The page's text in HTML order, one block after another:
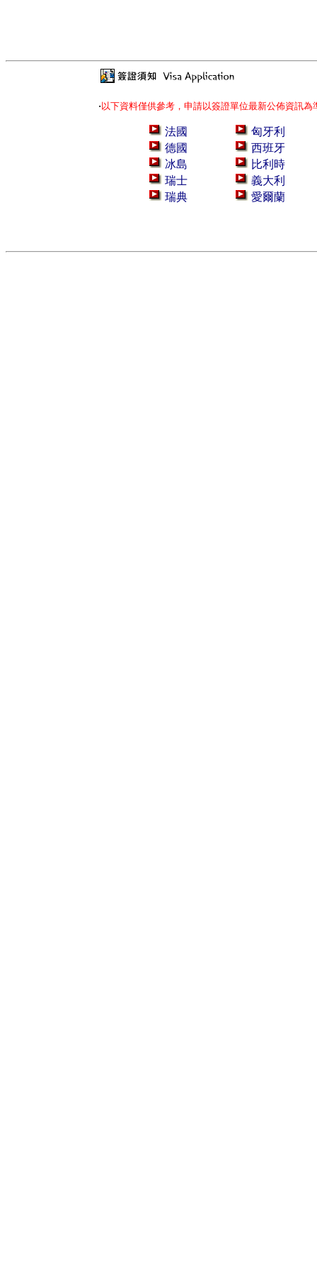
‧ 以下資料僅供參考，申請以簽證單位最新公佈資訊
法國
匈牙利
德國
西班牙
冰島
比利時
瑞士
義大利
瑞典
愛爾蘭